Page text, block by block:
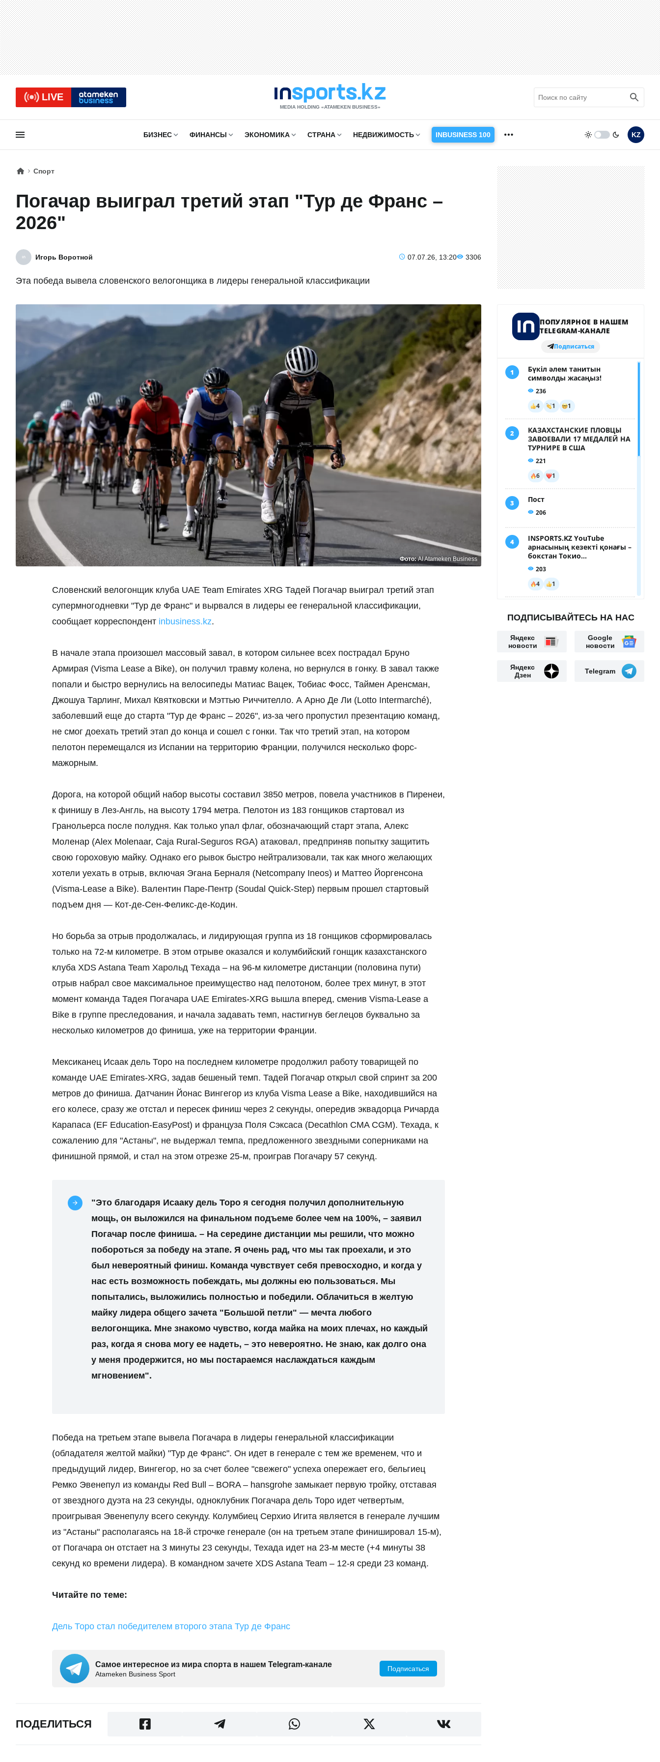
LIVE
MEDIA HOLDING «ATAMEKЕN BUSINESS»
БИЗНЕС ФИНАНСЫ ЭКОНОМИКА СТРАНА НЕДВИЖИМОСТЬ INBUSINESS 100 KZ
Спорт
Погачар выиграл третий этап "Тур де Франс –
2026"
Игорь Воротной 07.07.26, 13:20 3306
Эта победа вывела словенского велогонщика в лидеры генеральной классификации
Фото:AI Atameken Business
Словенский велогонщик клуба UAE Team Emirates XRG Тадей Погачар выиграл третий этап
супермногодневки "Тур де Франс" и вырвался в лидеры ее генеральной классификации,
сообщает корреспондент inbusiness.kz.
В начале этапа произошел массовый завал, в котором сильнее всех пострадал Бруно
Армирая (Visma Lease a Bike), он получил травму колена, но вернулся в гонку. В завал также
попали и быстро вернулись на велосипеды Матиас Вацек, Тобиас Фосс, Таймен Аренсман,
Джошуа Тарлинг, Михал Квятковски и Мэттью Риччителло. А Арно Де Ли (Lotto Intermarché),
заболевший еще до старта "Тур де Франс – 2026", из-за чего пропустил презентацию команд,
не смог доехать третий этап до конца и сошел с гонки. Так что третий этап, на котором
пелотон перемещался из Испании на территорию Франции, получился несколько форс-
мажорным.
Дорога, на которой общий набор высоты составил 3850 метров, повела участников в Пиренеи,
к финишу в Лез-Англь, на высоту 1794 метра. Пелотон из 183 гонщиков стартовал из
Гранольерса после полудня. Как только упал флаг, обозначающий старт этапа, Алекс
Моленар (Alex Molenaar, Caja Rural-Seguros RGA) атаковал, предприняв попытку защитить
свою гороховую майку. Однако его рывок быстро нейтрализовали, так как много желающих
хотели уехать в отрыв, включая Эгана Берналя (Netcompany Ineos) и Маттео Йоргенсона
(Visma-Lease a Bike). Валентин Паре-Пентр (Soudal Quick-Step) первым прошел стартовый
подъем дня — Кот-де-Сен-Феликс-де-Кодин.
Но борьба за отрыв продолжалась, и лидирующая группа из 18 гонщиков сформировалась
только на 72-м километре. В этом отрыве оказался и колумбийский гонщик казахстанского
клуба XDS Astana Team Харольд Техада – на 96-м километре дистанции (половина пути)
отрыв набрал свое максимальное преимущество над пелотоном, более трех минут, в этот
момент команда Тадея Погачара UAE Emirates-XRG вышла вперед, сменив Visma-Lease a
Bike в группе преследования, и начала задавать темп, настигнув беглецов буквально за
несколько километров до финиша, уже на территории Франции.
Мексиканец Исаак дель Торо на последнем километре продолжил работу товарищей по
команде UAE Emirates-XRG, задав бешеный темп. Тадей Погачар открыл свой спринт за 200
метров до финиша. Датчанин Йонас Вингегор из клуба Visma Lease a Bike, находившийся на
его колесе, сразу же отстал и пересек финиш через 2 секунды, опередив эквадорца Ричарда
Карапаса (EF Education-EasyPost) и француза Поля Сэксаса (Decathlon CMA CGM). Техада, к
сожалению для "Астаны", не выдержал темпа, предложенного звездными соперниками на
финишной прямой, и стал на этом отрезке 25-м, проиграв Погачару 57 секунд.
"Это благодаря Исааку дель Торо я сегодня получил дополнительную
мощь, он выложился на финальном подъеме более чем на 100%, – заявил
Погачар после финиша. – На середине дистанции мы решили, что можно
побороться за победу на этапе. Я очень рад, что мы так проехали, и это
был невероятный финиш. Команда чувствует себя превосходно, и когда у
нас есть возможность побеждать, мы должны ею пользоваться. Мы
попытались, выложились полностью и победили. Облачиться в желтую
майку лидера общего зачета "Большой петли" — мечта любого
велогонщика. Мне знакомо чувство, когда майка на моих плечах, но каждый
раз, когда я снова могу ее надеть, – это невероятно. Не знаю, как долго она
у меня продержится, но мы постараемся наслаждаться каждым
мгновением".
Победа на третьем этапе вывела Погачара в лидеры генеральной классификации
(обладателя желтой майки) "Тур де Франс". Он идет в генерале с тем же временем, что и
предыдущий лидер, Вингегор, но за счет более "свежего" успеха опережает его, бельгиец
Ремко Эвенепул из команды Red Bull – BORA – hansgrohe замыкает первую тройку, отставая
от звездного дуэта на 23 секунды, одноклубник Погачара дель Торо идет четвертым,
проигрывая Эвенепулу всего секунду. Колумбиец Серхио Игита является в генерале лучшим
из "Астаны" располагаясь на 18-й строчке генерале (он на третьем этапе финишировал 15-м),
от Погачара он отстает на 3 минуты 23 секунды, Техада идет на 23-м месте (+4 минуты 38
секунд ко времени лидера). В командном зачете XDS Astana Team – 12-я среди 23 команд.
Читайте по теме:
Дель Торо стал победителем второго этапа Тур де Франс
Самое интересное из мира спорта в нашем Telegram-канале
Аtameken Business Sport
Подписаться
ПОДЕЛИТЬСЯ
ПОДПИСЫВАЙТЕСЬ НА НАС
Яндекс
новости
Google
новости
Яндекс
Дзен
Telegram